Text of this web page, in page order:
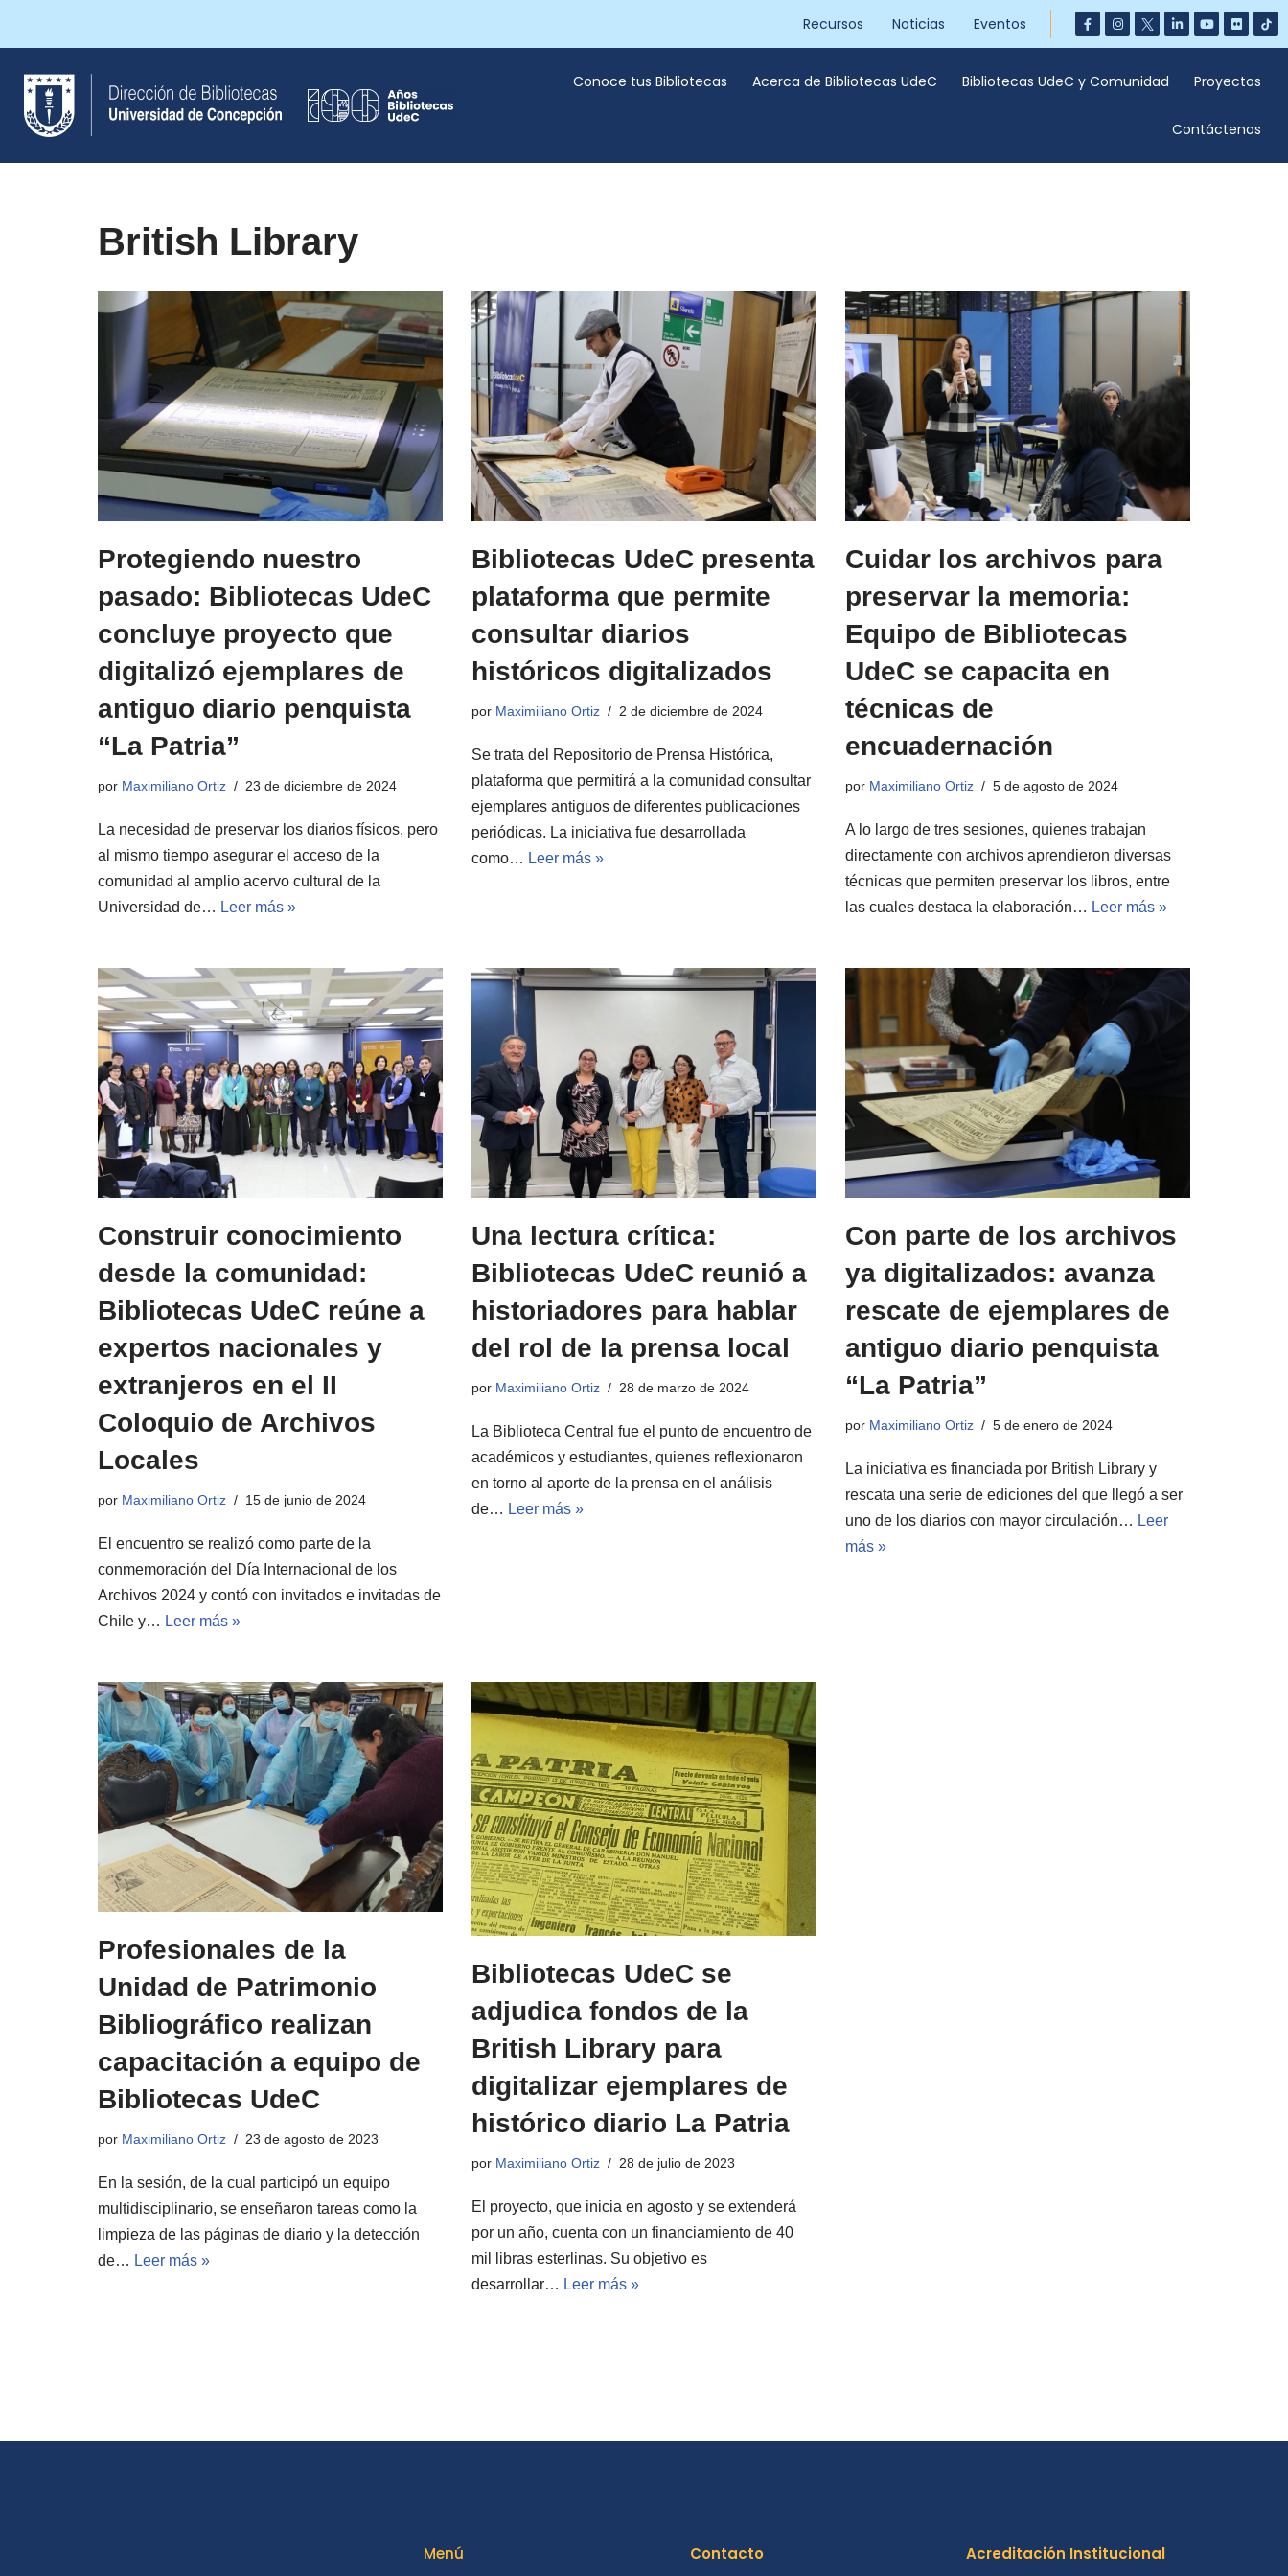
Saltar
al
contenido
Recursos Noticias Eventos
Conoce tus Bibliotecas Acerca de Bibliotecas UdeC Bibliotecas UdeC y Comunidad Proyectos
Contáctenos
British Library
Protegiendo nuestro
pasado: Bibliotecas UdeC
concluye proyecto que
digitalizó ejemplares de
antiguo diario penquista
“La Patria”
por Maximiliano Ortiz 23 de diciembre de 2024
La necesidad de preservar los diarios físicos, pero
al mismo tiempo asegurar el acceso de la
comunidad al amplio acervo cultural de la
Universidad de… Leer más »
Bibliotecas UdeC presenta
plataforma que permite
consultar diarios
históricos digitalizados
por Maximiliano Ortiz 2 de diciembre de 2024
Se trata del Repositorio de Prensa Histórica,
plataforma que permitirá a la comunidad consultar
ejemplares antiguos de diferentes publicaciones
periódicas. La iniciativa fue desarrollada
como… Leer más »
Cuidar los archivos para
preservar la memoria:
Equipo de Bibliotecas
UdeC se capacita en
técnicas de
encuadernación
por Maximiliano Ortiz 5 de agosto de 2024
A lo largo de tres sesiones, quienes trabajan
directamente con archivos aprendieron diversas
técnicas que permiten preservar los libros, entre
las cuales destaca la elaboración… Leer más »
Construir conocimiento
desde la comunidad:
Bibliotecas UdeC reúne a
expertos nacionales y
extranjeros en el II
Coloquio de Archivos
Locales
por Maximiliano Ortiz 15 de junio de 2024
El encuentro se realizó como parte de la
conmemoración del Día Internacional de los
Archivos 2024 y contó con invitados e invitadas de
Chile y… Leer más »
Una lectura crítica:
Bibliotecas UdeC reunió a
historiadores para hablar
del rol de la prensa local
por Maximiliano Ortiz 28 de marzo de 2024
La Biblioteca Central fue el punto de encuentro de
académicos y estudiantes, quienes reflexionaron
en torno al aporte de la prensa en el análisis
de… Leer más »
Con parte de los archivos
ya digitalizados: avanza
rescate de ejemplares de
antiguo diario penquista
“La Patria”
por Maximiliano Ortiz 5 de enero de 2024
La iniciativa es financiada por British Library y
rescata una serie de ediciones del que llegó a ser
uno de los diarios con mayor circulación… Leer
más »
Profesionales de la
Unidad de Patrimonio
Bibliográfico realizan
capacitación a equipo de
Bibliotecas UdeC
por Maximiliano Ortiz 23 de agosto de 2023
En la sesión, de la cual participó un equipo
multidisciplinario, se enseñaron tareas como la
limpieza de las páginas de diario y la detección
de… Leer más »
Bibliotecas UdeC se
adjudica fondos de la
British Library para
digitalizar ejemplares de
histórico diario La Patria
por Maximiliano Ortiz 28 de julio de 2023
El proyecto, que inicia en agosto y se extenderá
por un año, cuenta con un financiamiento de 40
mil libras esterlinas. Su objetivo es
desarrollar… Leer más »
Menú Contacto Acreditación Institucional